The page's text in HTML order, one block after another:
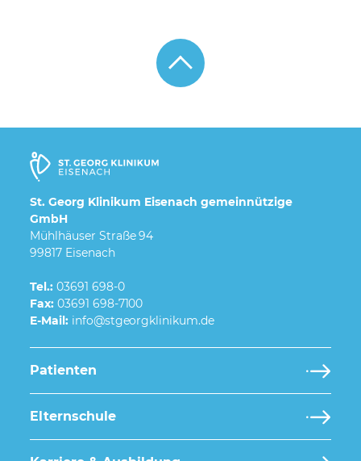
St. Georg Klinikum Eisenach gemeinnützige
GmbH
Mühlhäuser Straße 94
99817 Eisenach
Tel.: 03691 698-0
Fax: 03691 698-7100
E-Mail:
Patienten
Elternschule